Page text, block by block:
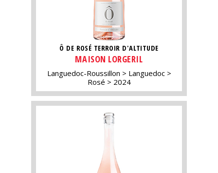
Ô DE ROSÉ TERROIR D'ALTITUDE
MAISON LORGERIL
Languedoc-Roussillon
Languedoc
Rosé
2024